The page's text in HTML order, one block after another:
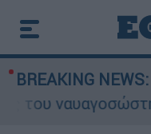
BREAKING NEWS:
ναυαγοσώστη